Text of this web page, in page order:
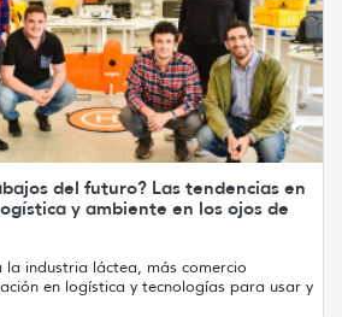
del futuro? Las tendencias en
y ambiente en los ojos de
industria láctea, más comercio
en logística y tecnologías para usar y